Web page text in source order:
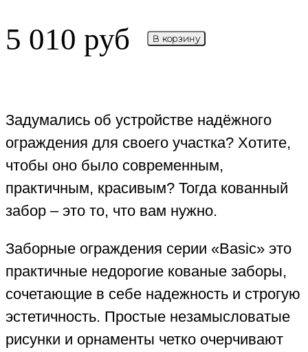
5 010 руб В корзину
Задумались об устройстве надёжного
ограждения для своего участка? Хотите,
чтобы оно было современным,
практичным, красивым? Тогда кованный
забор – это то, что вам нужно.
Заборные ограждения серии «Basic» это
практичные недорогие кованые заборы,
сочетающие в себе надежность и строгую
эстетичность. Простые незамысловатые
рисунки и орнаменты четко очерчивают